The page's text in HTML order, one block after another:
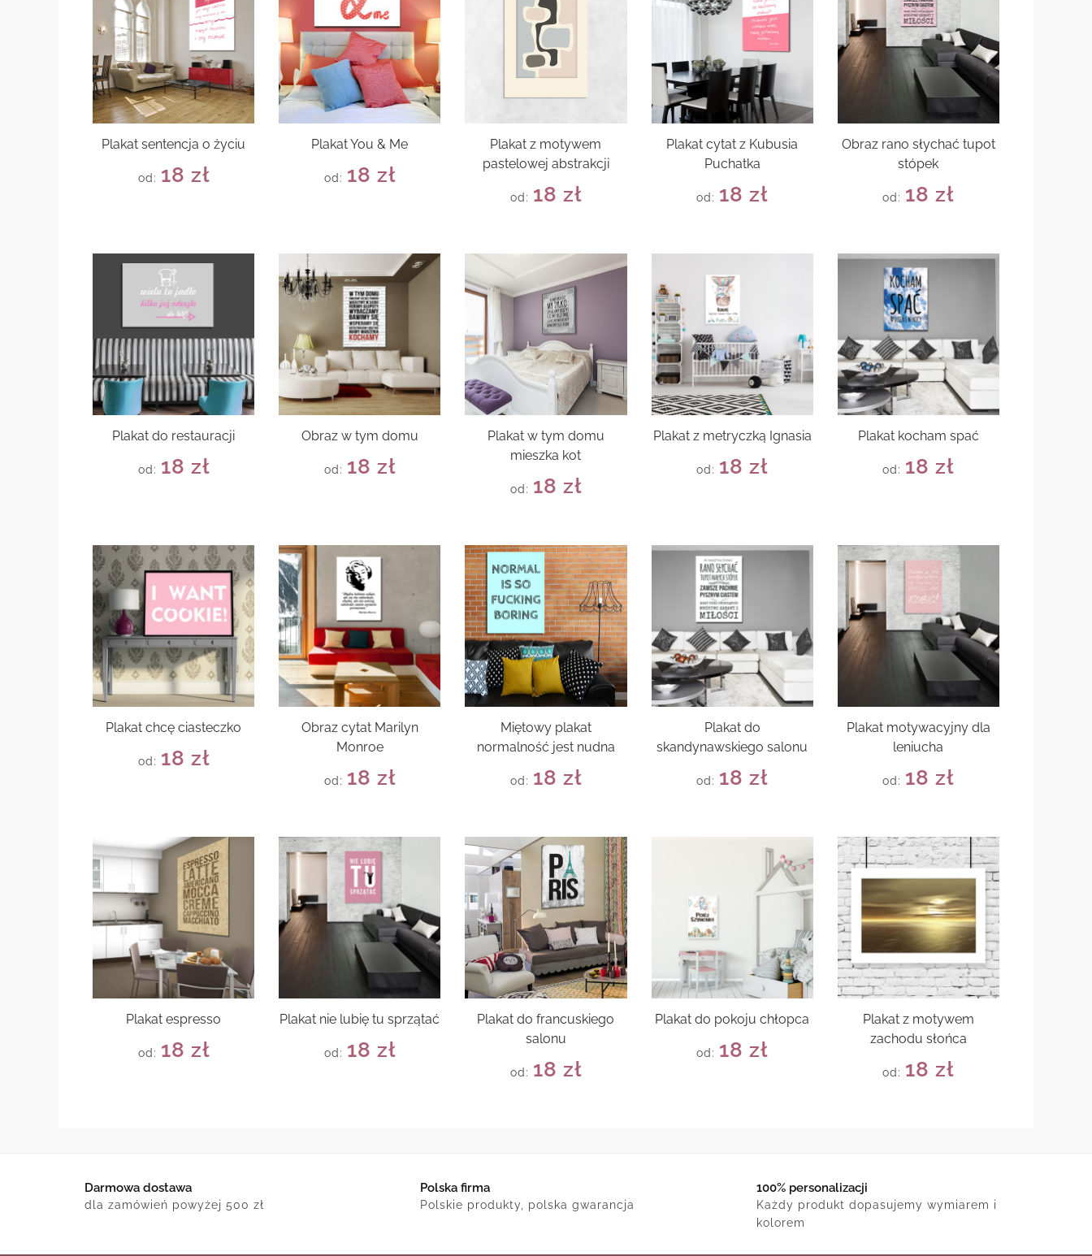
Plakat sentencja o życiu
od: 18 zł
Plakat You & Me
od: 18 zł
Plakat z motywem
pastelowej abstrakcji
od: 18 zł
Plakat cytat z Kubusia
Puchatka
od: 18zł
Obraz rano słychać tupot
stópek
od: 18zł
Plakat do restauracji
od: 18 zł
Obraz w tym domu
od: 18 zł
Plakat w tym domu
mieszka kot
od: 18 zł
Plakat z metryczką Ignasia
od: 18zł
Plakat kocham spać
od: 18zł
Plakat chcę ciasteczko
od: 18 zł
Obraz cytat Marilyn
Monroe
od: 18 zł
Miętowy plakat
normalność jest nudna
od: 18 zł
Plakat do
skandynawskiego salonu
od: 18zł
Plakat motywacyjny dla
leniucha
od: 18zł
Plakat espresso
od: 18 zł
Plakat nie lubię tu sprzątać
od: 18 zł
Plakat do francuskiego
salonu
od: 18 zł
Plakat do pokoju chłopca
od: 18zł
Plakat z motywem
zachodu słońca
od: 18zł
Darmowa dostawa
dla zamówień powyżej 500 zł
Polska firma
Polskie produkty, polska gwarancja
100% personalizacji
Każdy produkt dopasujemy wymiarem i
kolorem